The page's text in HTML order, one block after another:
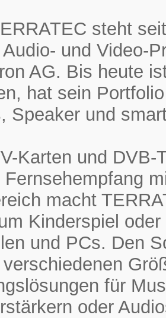
steht
und Video-
AG. Bis heute
hat sein
Speaker und
Karten und
macht
Kinderspiel
und PCs. Den
für
oder